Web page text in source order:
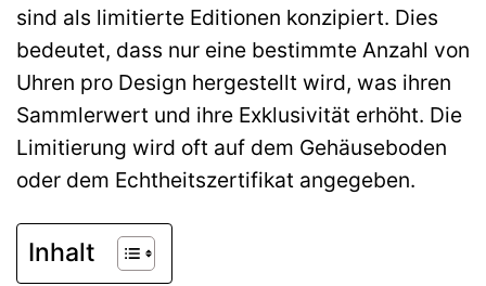
sind als limitierte Editionen konzipiert. Dies
bedeutet, dass nur eine bestimmte Anzahl von
Uhren pro Design hergestellt wird, was ihren
Sammlerwert und ihre Exklusivität erhöht. Die
Limitierung wird oft auf dem Gehäuseboden
oder dem Echtheitszertifikat angegeben.
Inhalt